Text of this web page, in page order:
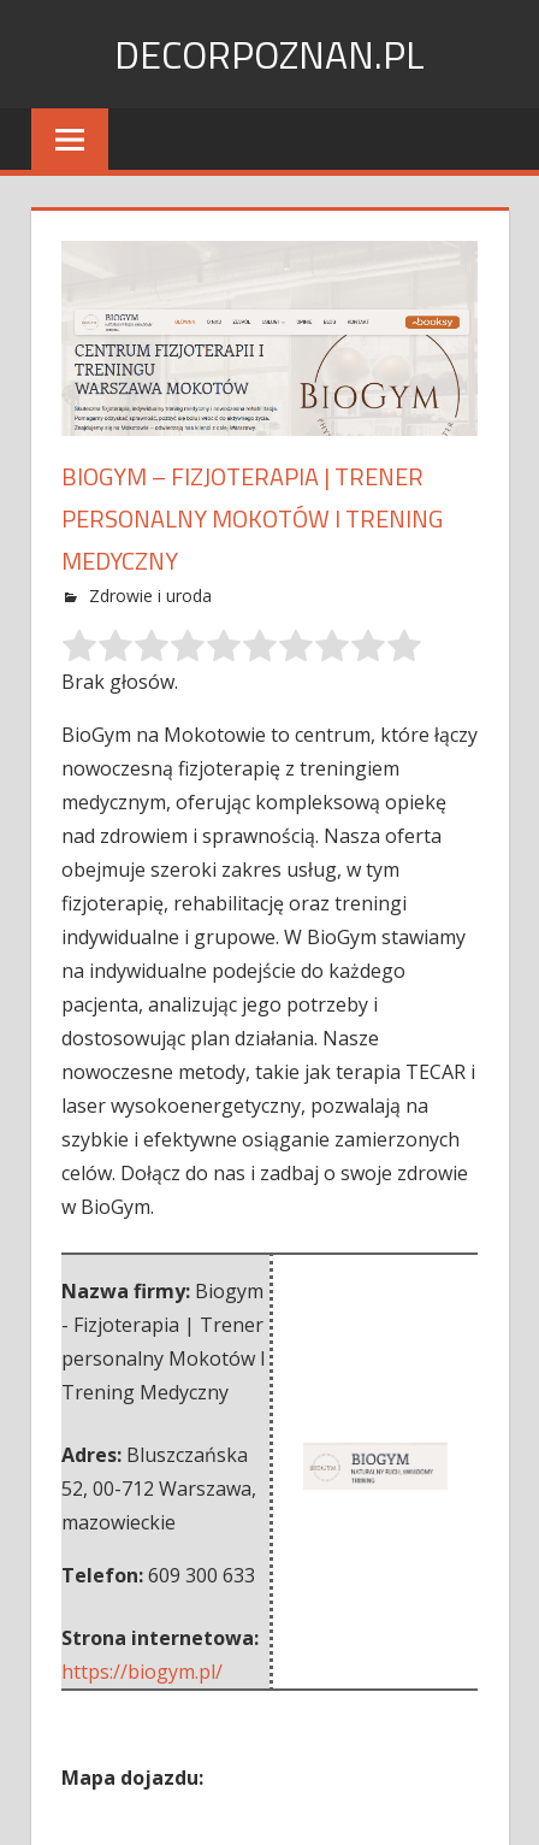
DECORPOZNAN.PL
BIOGYM – FIZJOTERAPIA | TRENER
PERSONALNY MOKOTÓW I TRENING
MEDYCZNY
Zdrowie i uroda
Brak głosów.
BioGym na Mokotowie to centrum, które łączy
nowoczesną fizjoterapię z treningiem
medycznym, oferując kompleksową opiekę
nad zdrowiem i sprawnością. Nasza oferta
obejmuje szeroki zakres usług, w tym
fizjoterapię, rehabilitację oraz treningi
indywidualne i grupowe. W BioGym stawiamy
na indywidualne podejście do każdego
pacjenta, analizując jego potrzeby i
dostosowując plan działania. Nasze
nowoczesne metody, takie jak terapia TECAR i
laser wysokoenergetyczny, pozwalają na
szybkie i efektywne osiąganie zamierzonych
celów. Dołącz do nas i zadbaj o swoje zdrowie
w BioGym.
Nazwa firmy: Biogym
- Fizjoterapia | Trener
personalny Mokotów I
Trening Medyczny
Adres: Bluszczańska
52, 00-712 Warszawa,
mazowieckie
Telefon:609 300 633
Strona internetowa:
https://biogym.pl/
Mapa dojazdu: